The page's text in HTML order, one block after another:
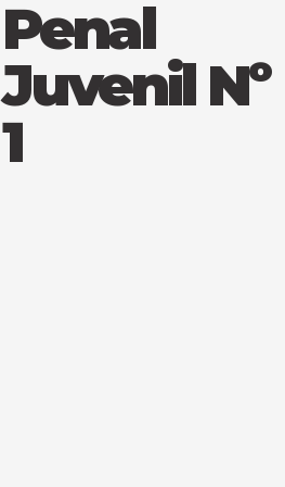
Penal
Juvenil Nº
1